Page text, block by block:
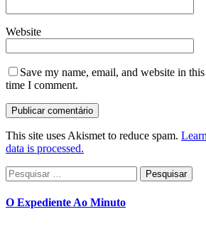
Website
Save my name, email, and website in
time I comment.
This site uses Akismet to reduce spam.
data is processed.
Pesquisar
por:
O Expediente Ao Minuto